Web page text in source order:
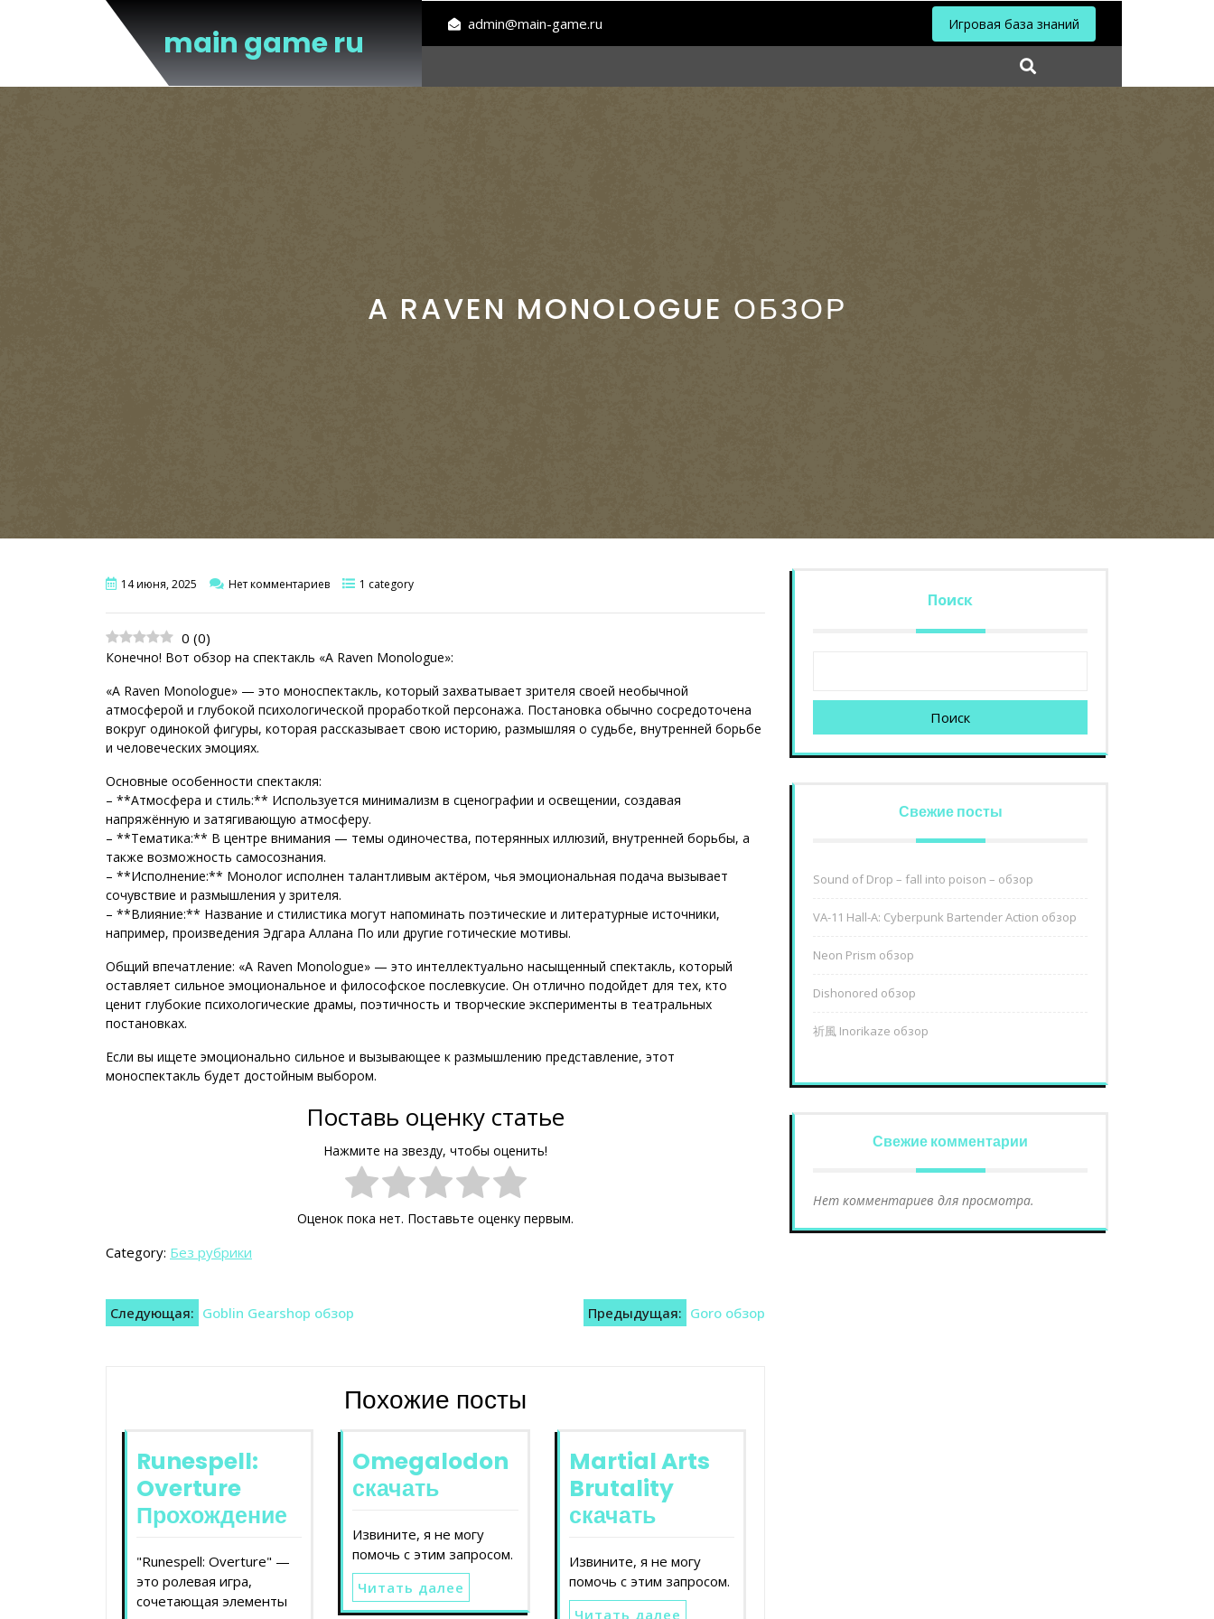
main game ru
admin@main-game.ru Игровая база знаний
A RAVEN MONOLOGUE ОБЗОР
14 июня, 2025 Нет комментариев 1 category
0 (0)
Конечно! Вот обзор на спектакль «A Raven Monologue»:
«A Raven Monologue» — это моноспектакль, который захватывает зрителя своей необычной
атмосферой и глубокой психологической проработкой персонажа. Постановка обычно сосредоточена
вокруг одинокой фигуры, которая рассказывает свою историю, размышляя о судьбе, внутренней борьбе
и человеческих эмоциях.
Основные особенности спектакля:
– **Атмосфера и стиль:** Используется минимализм в сценографии и освещении, создавая
напряжённую и затягивающую атмосферу.
– **Тематика:** В центре внимания — темы одиночества, потерянных иллюзий, внутренней борьбы, а
также возможность самосознания.
– **Исполнение:** Монолог исполнен талантливым актёром, чья эмоциональная подача вызывает
сочувствие и размышления у зрителя.
– **Влияние:** Название и стилистика могут напоминать поэтические и литературные источники,
например, произведения Эдгара Аллана По или другие готические мотивы.
Общий впечатление: «A Raven Monologue» — это интеллектуально насыщенный спектакль, который
оставляет сильное эмоциональное и философское послевкусие. Он отлично подойдет для тех, кто
ценит глубокие психологические драмы, поэтичность и творческие эксперименты в театральных
постановках.
Если вы ищете эмоционально сильное и вызывающее к размышлению представление, этот
моноспектакль будет достойным выбором.
Поставь оценку статье
Нажмите на звезду, чтобы оценить!
Оценок пока нет. Поставьте оценку первым.
Category: Без рубрики
Навигация
Предыдущая: Goro обзор
Следующая: Goblin Gearshop обзор
Похожие посты
Runespell:
Overture
Прохождение
"Runespell: Overture" —
это ролевая игра,
сочетающая элементы
Omegalodon
скачать
Извините, я не могу
помочь с этим запросом.
Читать далее
Martial Arts
Brutality
скачать
Извините, я не могу
помочь с этим запросом.
Читать далее
Поиск
Поиск
Свежие посты
Sound of Drop – fall into poison – обзор
VA-11 Hall-A: Cyberpunk Bartender Action обзор
Neon Prism обзор
Dishonored обзор
祈風 Inorikaze обзор
Свежие комментарии
Нет комментариев для просмотра.